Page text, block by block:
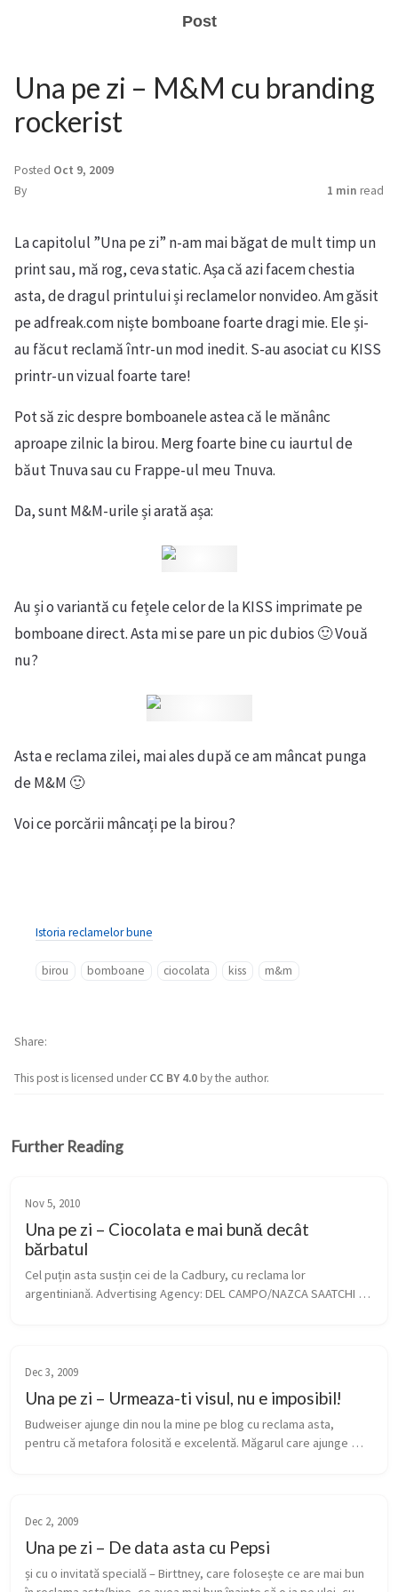
Post
Una pe zi – M&M cu branding
rockerist
Posted Oct 9, 2009
By
1 min read
La capitolul ”Una pe zi” n-am mai băgat de mult timp un
print sau, mă rog, ceva static. Așa că azi facem chestia
asta, de dragul printului și reclamelor nonvideo. Am găsit
pe adfreak.com niște bomboane foarte dragi mie. Ele și-
au făcut reclamă într-un mod inedit. S-au asociat cu KISS
printr-un vizual foarte tare!
Pot să zic despre bomboanele astea că le mănânc
aproape zilnic la birou. Merg foarte bine cu iaurtul de
băut Tnuva sau cu Frappe-ul meu Tnuva.
Da, sunt M&M-urile și arată așa:
Au și o variantă cu fețele celor de la KISS imprimate pe
bomboane direct. Asta mi se pare un pic dubios 🙂 Vouă
nu?
Asta e reclama zilei, mai ales după ce am mâncat punga
de M&M 🙂
Voi ce porcării mâncați pe la birou?
Istoria reclamelor bune
birou bomboane ciocolata kiss m&m
This post is licensed underCC BY 4.0by the author.
Share
Further Reading
Nov 5, 2010
Una pe zi – Ciocolata e mai bună decât
bărbatul
Cel puțin asta susțin cei de la Cadbury, cu reclama lor
argentiniană. Advertising Agency: DEL CAMPO/NAZCA SAATCHI &
Dec 3, 2009
Una pe zi – Urmeaza-ti visul, nu e imposibil!
Budweiser ajunge din nou la mine pe blog cu reclama asta,
pentru că metafora folosită e excelentă. Măgarul care ajunge
Dec 2, 2009
Una pe zi – De data asta cu Pepsi
și cu o invitată specială – Birttney, care folosește ce are mai bun